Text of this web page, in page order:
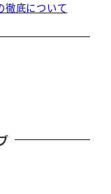
徹底について